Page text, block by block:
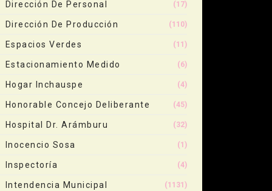
Dirección De Personal (17)
Dirección De Producción (110)
Espacios Verdes (11)
Estacionamiento Medido (6)
Hogar Inchauspe (4)
Honorable Concejo Deliberante (45)
Hospital Dr. Arámburu (32)
Inocencio Sosa (1)
Inspectoría (4)
Intendencia Municipal (1131)